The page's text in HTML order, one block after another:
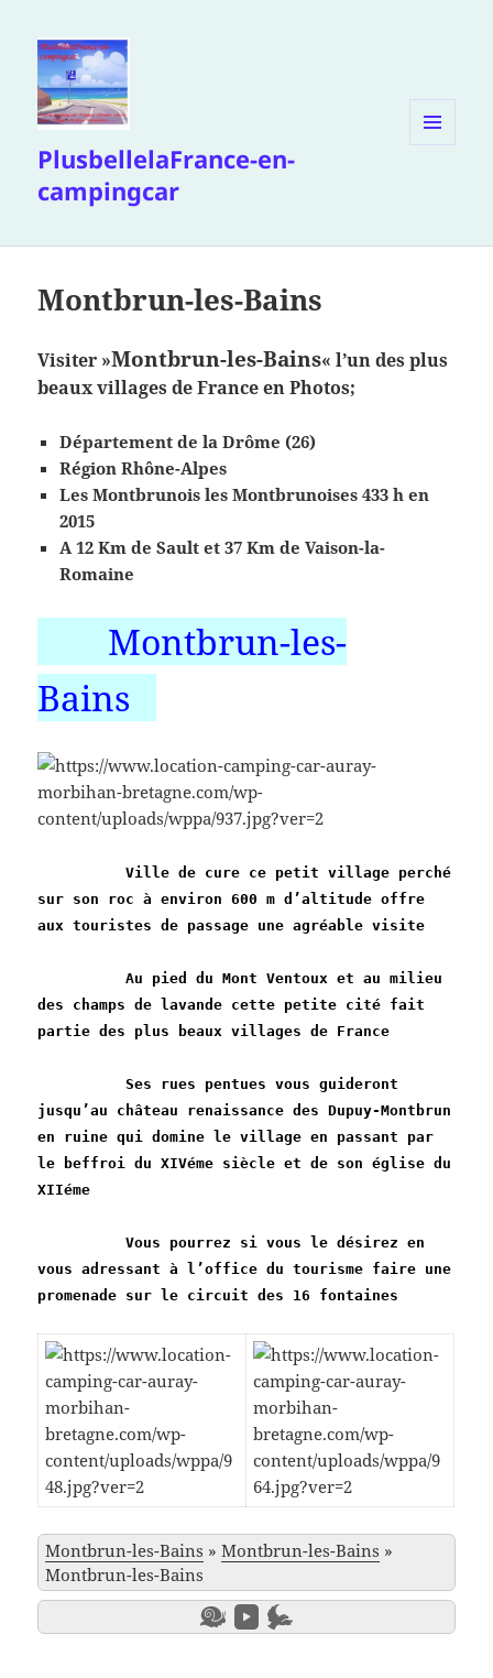
PlusbellelaFrance-en-
campingcar
Montbrun-les-Bains
Visiter »Montbrun-les-Bains« l’un des plus
beaux villages de France en Photos;
Département de la Drôme (26)
Région Rhône-Alpes
Les Montbrunois les Montbrunoises 433 h en
2015
A 12 Km de Sault et 37 Km de Vaison-la-
Romaine
Montbrun-les-
Bains
Ville de cure ce petit village perché
sur son roc à environ 600 m d’altitude offre
aux touristes de passage une agréable visite
Au pied du Mont Ventoux et au milieu
des champs de lavande cette petite cité fait
partie des plus beaux villages de France
Ses rues pentues vous guideront
jusqu’au château renaissance des Dupuy-Montbrun
en ruine qui domine le village en passant par
le beffroi du XIVéme siècle et de son église du
XIIéme
Vous pourrez si vous le désirez en
vous adressant à l’office du tourisme faire une
promenade sur le circuit des 16 fontaines
Montbrun-les-Bains »Montbrun-les-Bains »
Montbrun-les-Bains